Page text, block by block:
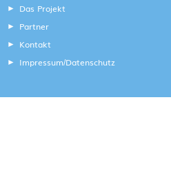
Das Projekt
Partner
Kontakt
Impressum/Datenschutz